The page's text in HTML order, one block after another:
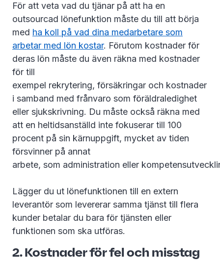
För att veta vad du tjänar på att ha en
outsourcad lönefunktion måste du till att börja
med ha koll på vad dina medarbetare som
arbetar med lön kostar. Förutom kostnader för
deras lön måste du även räkna med kostnader
för till
exempel rekrytering, försäkringar och kostnader
i samband med frånvaro som föräldraledighet
eller sjukskrivning. Du måste också räkna med
att en heltidsanställd inte fokuserar till 100
procent på sin kärnuppgift, mycket av tiden
försvinner på annat
arbete, som administration eller
Lägger du ut lönefunktionen till en extern
leverantör som levererar samma tjänst till flera
kunder betalar du bara för tjänsten eller
funktionen som ska utföras.
2. Kostnader för fel och misstag